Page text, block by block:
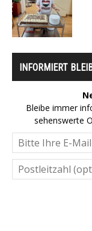
INFORMIERT
Bleibe immer
sehenswerte